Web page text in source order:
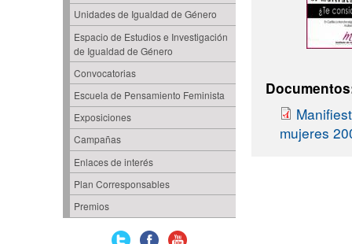
Unidades de Igualdad de Género
Espacio de Estudios e Investigación
de Igualdad de Género
Convocatorias
Escuela de Pensamiento Feminista
Exposiciones
Campañas
Enlaces de interés
Plan Corresponsables
Premios
mujeres